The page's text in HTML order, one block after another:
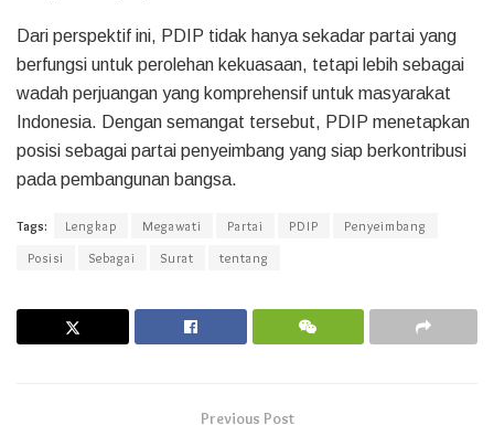
Dari perspektif ini, PDIP tidak hanya sekadar partai yang
berfungsi untuk perolehan kekuasaan, tetapi lebih sebagai
wadah perjuangan yang komprehensif untuk masyarakat
Indonesia. Dengan semangat tersebut, PDIP menetapkan
posisi sebagai partai penyeimbang yang siap berkontribusi
pada pembangunan bangsa.
Tags: Lengkap Megawati Partai PDIP
Penyeimbang
Posisi
Sebagai Surat tentang
Previous Post